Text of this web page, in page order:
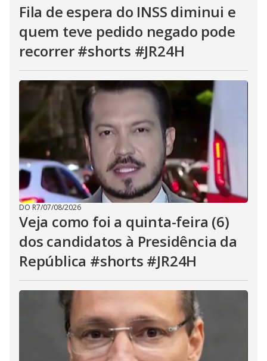
Fila de espera do INSS diminui e
quem teve pedido negado pode
recorrer #shorts #JR24H
DO R7/07/08/2026
Veja como foi a quinta-feira (6)
dos candidatos à Presidência da
República #shorts #JR24H